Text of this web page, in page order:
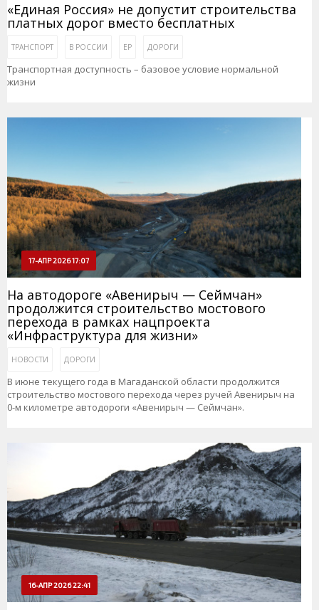
«Единая Россия» не допустит строительства
платных дорог вместо бесплатных
ТРАНСПОРТ В РОССИИ ЕР ДОРОГИ
Транспортная доступность – базовое условие нормальной
жизни
17-АПР 2026 17:07
На автодороге «Авенирыч — Сеймчан»
продолжится строительство мостового
перехода в рамках нацпроекта
«Инфраструктура для жизни»
НОВОСТИ ДОРОГИ
В июне текущего года в Магаданской области продолжится
строительство мостового перехода через ручей Авенирыч на
0-м километре автодороги «Авенирыч — Сеймчан».
16-АПР 2026 22:41